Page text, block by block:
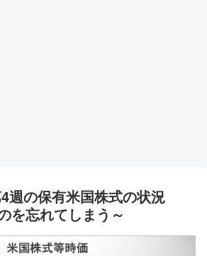
週の保有米国株式の状況
を忘れてしまう～